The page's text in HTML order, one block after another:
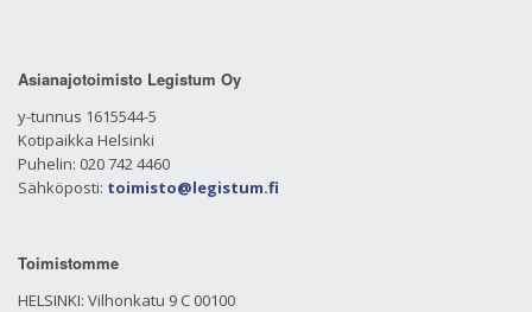
Asianajotoimisto Legistum Oy
y-tunnus 1615544-5
Kotipaikka Helsinki
Puhelin: 020 742 4460
Sähköposti: toimisto@legistum.fi
Toimistomme
HELSINKI: Vilhonkatu 9 C 00100